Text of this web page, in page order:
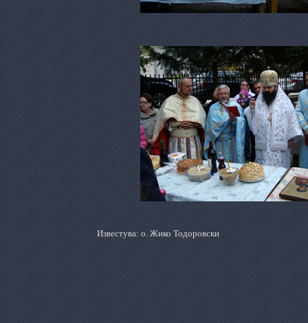
Известува: о. Жико Тодоровски